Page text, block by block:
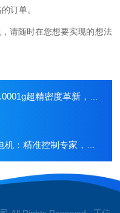
订单。
请随时在您想要实现的想法
，实验室效率革命者-成都藤田科技提供
，突破空间限制-成都藤田科技提供